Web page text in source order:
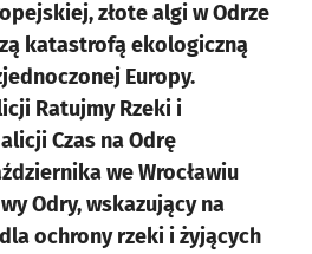
złote algi w Odrze
katastrofą ekologiczną
Europy.
Ratujmy Rzeki i
Czas na Odrę
we Wrocławiu
Odry, wskazujący na
ochrony rzeki i żyjących